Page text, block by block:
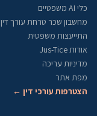
כלי AI משפטיים
מחשבון שכר טרחת עורך דין
התייעצות משפטית
אודות Jus-Tice
מדיניות עריכה
מפת אתר
הצטרפות עורכי דין ←